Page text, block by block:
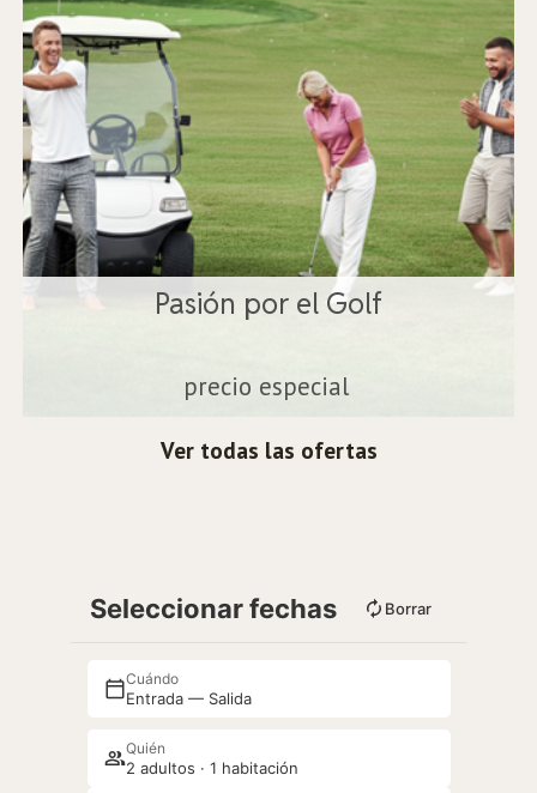
Pasión por el Golf
precio especial
Ver todas las ofertas
Seleccionar fechas Borrar
Cuándo
Entrada — Salida
Quién
2 adultos · 1 habitación